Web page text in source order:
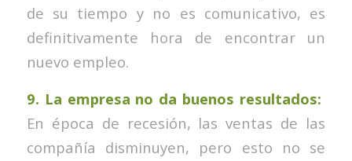
de su tiempo y no es comunicativo, es
definitivamente hora de encontrar un
nuevo empleo.
9. La empresa no da buenos resultados:
En época de recesión, las ventas de las
compañía disminuyen, pero esto no se